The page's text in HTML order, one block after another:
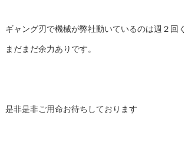
ギャング刃で機械が弊社動いているのは週２回
まだまだ余力ありです。
是非是非ご用命お待ちしております